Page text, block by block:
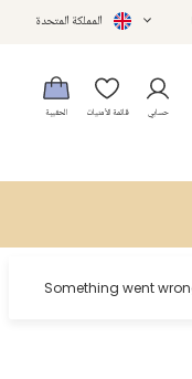
المملكة المتحدة
حسابي قائمة الأمنيات الحقيبة